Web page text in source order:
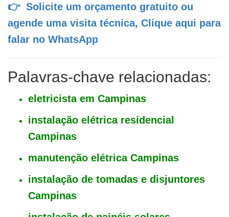
👉 Solicite um orçamento gratuito ou
agende uma visita técnica, Clique aqui para
falar no WhatsApp
Palavras-chave relacionadas:
eletricista em Campinas
instalação elétrica residencial
Campinas
manutenção elétrica Campinas
instalação de tomadas e disjuntores
Campinas